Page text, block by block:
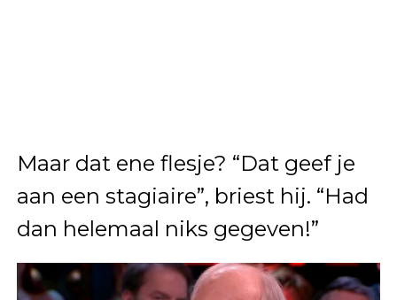
Maar dat ene flesje? “Dat geef je
aan een stagiaire”, briest hij. “Had
dan helemaal niks gegeven!”